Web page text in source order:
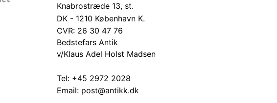
Knabrostræde 13, st.
DK - 1210 København K.
CVR: 26 30 47 76
Bedstefars Antik
v/Klaus Adel Holst Madsen
Tel: +45 2972 2028
Email:post@antikk.dk